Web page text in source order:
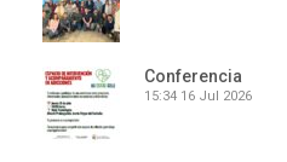
Conferencia
15:34 16 Jul 2026